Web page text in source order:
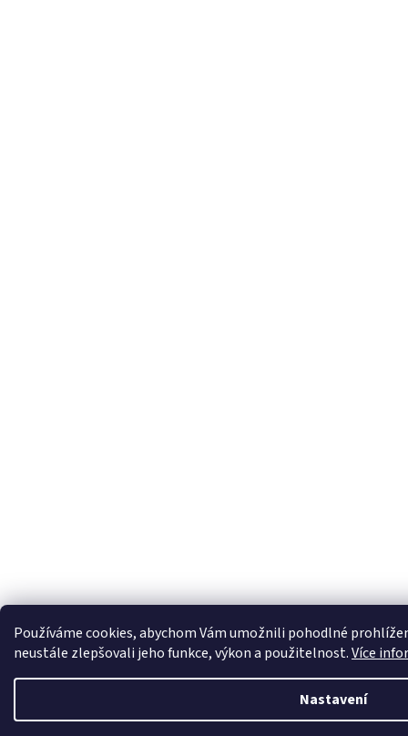
Používáme cookies, abychom Vám umožnili pohodlné
neustále zlepšovali jeho funkce, výkon a použitelnost.Více
Nastavení